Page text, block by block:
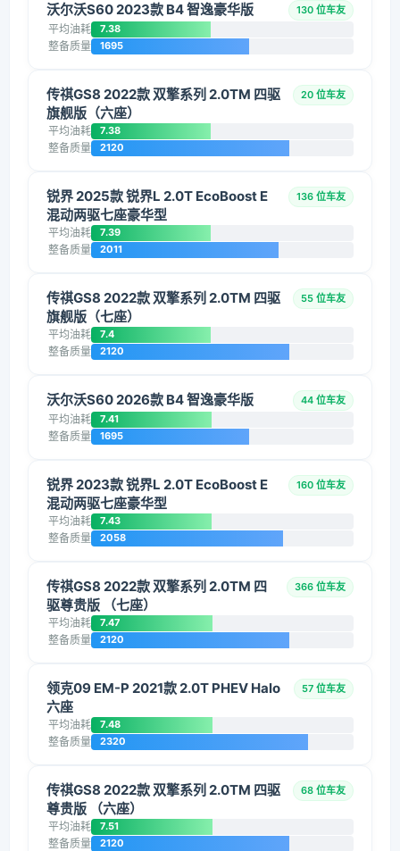
沃尔沃S60 2023款 B4 智逸豪华版 130 位车友
平均油耗 7.38
整备质量 1695
传祺GS8 2022款 双擎系列 2.0TM 四驱
旗舰版（六座）
20 位车友
平均油耗 7.38
整备质量 2120
锐界 2025款 锐界L 2.0T EcoBoost E
混动两驱七座豪华型
136 位车友
平均油耗 7.39
整备质量 2011
传祺GS8 2022款 双擎系列 2.0TM 四驱
旗舰版（七座）
55 位车友
平均油耗 7.4
整备质量 2120
沃尔沃S60 2026款 B4 智逸豪华版 44 位车友
平均油耗 7.41
整备质量 1695
锐界 2023款 锐界L 2.0T EcoBoost E
混动两驱七座豪华型
160 位车友
平均油耗 7.43
整备质量 2058
传祺GS8 2022款 双擎系列 2.0TM 四
驱尊贵版 （七座）
366 位车友
平均油耗 7.47
整备质量 2120
领克09 EM-P 2021款 2.0T PHEV Halo
六座
57 位车友
平均油耗 7.48
整备质量 2320
传祺GS8 2022款 双擎系列 2.0TM 四驱
尊贵版 （六座）
68 位车友
平均油耗 7.51
整备质量 2120